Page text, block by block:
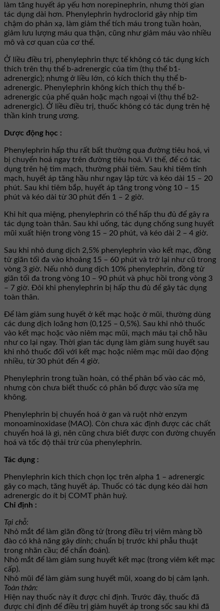
làm tăng huyết áp yếu hơn norepinephrin, nhưng thời gian
tác dụng dài hơn. Phenylephrin hydroclorid gây nhịp tim
chậm do phản xạ, làm giảm thể tích máu trong tuần hoàn,
giảm lưu lượng máu qua thận, cũng như giảm máu vào nhiều
mô và cơ quan của cơ thể.
Ở liều điều trị, phenylephrin thực tế không có tác dụng kích
thích trên thụ thể b-adrenergic của tim (thụ thể b1-
adrenergic); nhưng ở liều lớn, có kích thích thụ thể b-
adrenergic. Phenylephrin không kích thích thụ thể b-
adrenergic của phế quản hoặc mạch ngoại vi (thụ thể b2-
adrenergic). Ở liều điều trị, thuốc không có tác dụng trên hệ
thần kinh trung ương.
Dược động học :
Phenylephrin hấp thu rất bất thường qua đường tiêu hoá, vì
bị chuyển hoá ngay trên đường tiêu hoá. Vì thế, để có tác
dụng trên hệ tim mạch, thường phải tiêm. Sau khi tiêm tĩnh
mạch, huyết áp tăng hầu như ngay lập tức và kéo dài 15 – 20
phút. Sau khi tiêm bắp, huyết áp tăng trong vòng 10 – 15
phút và kéo dài từ 30 phút đến 1 – 2 giờ.
Khi hít qua miệng, phenylephrin có thể hấp thu đủ để gây ra
tác dụng toàn thân. Sau khi uống, tác dụng chống sung huyết
mũi xuất hiện trong vòng 15 – 20 phút, và kéo dài 2 – 4 giờ.
Sau khi nhỏ dung dịch 2,5% phenylephrin vào kết mạc, đồng
tử giãn tối đa vào khoảng 15 – 60 phút và trở lại như cũ trong
vòng 3 giờ. Nếu nhỏ dung dịch 10% phenylephrin, đồng tử
giãn tối đa trong vòng 10 – 90 phút và phục hồi trong vòng 3
– 7 giờ. Đôi khi phenylephrin bị hấp thu đủ để gây tác dụng
toàn thân.
Để làm giảm sung huyết ở kết mạc hoặc ở mũi, thường dùng
các dung dịch loãng hơn (0,125 – 0,5%). Sau khi nhỏ thuốc
vào kết mạc hoặc vào niêm mạc mũi, mạch máu tại chỗ hầu
như co lại ngay. Thời gian tác dụng làm giảm sung huyết sau
khi nhỏ thuốc đối với kết mạc hoặc niêm mạc mũi dao động
nhiều, từ 30 phút đến 4 giờ.
Phenylephrin trong tuần hoàn, có thể phân bố vào các mô,
nhưng còn chưa biết thuốc có phân bố được vào sữa mẹ
không.
Phenylephrin bị chuyển hoá ở gan và ruột nhờ enzym
monoaminoxidase (MAO). Còn chưa xác định được các chất
chuyển hoá là gì, nên cũng chưa biết được con đường chuyển
hoá và tốc độ thải trừ của phenylephrin.
Tác dụng :
Phenylephrin kích thích chọn lọc trên alpha 1 – adrenergic
gây co mạch, tăng huyết áp. Thuốc có tác dụng kéo dài hơn
adrenergic do ít bị COMT phân huỷ.
Chỉ định :
Tại chỗ:
Nhỏ mắt để làm giãn đồng tử (trong điều trị viêm màng bồ
đào có khả năng gây dính; chuẩn bị trước khi phẫu thuật
trong nhãn cầu; để chẩn đoán).
Nhỏ mắt để làm giảm sung huyết kết mạc (trong viêm kết mạc
cấp).
Nhỏ mũi để làm giảm sung huyết mũi, xoang do bị cảm lạnh.
Toàn thân:
Hiện nay thuốc này ít được chỉ định. Trước đây, thuốc đã
được chỉ định để điều trị giảm huyết áp trong sốc sau khi đã